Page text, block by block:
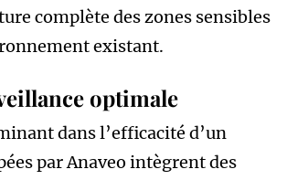
complète des zones sensibles
existant.
optimale
dans l’efficacité d’un
par Anaveo intègrent des